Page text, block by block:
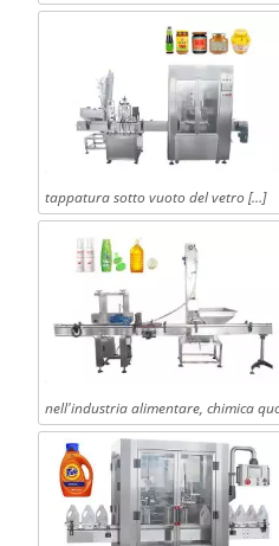
tappatura sotto vuoto del vetro […]
nell'industria alimentare, chimica